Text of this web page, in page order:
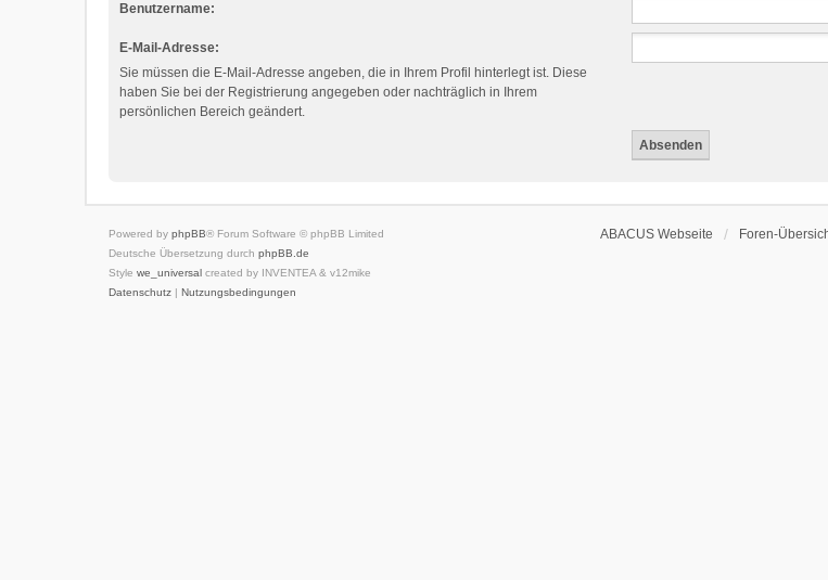
Benutzername:
E-Mail-Adresse:
Sie müssen die E-Mail-Adresse angeben, die in Ihrem Profil hinterlegt ist. Diese
haben Sie bei der Registrierung angegeben oder nachträglich in Ihrem
persönlichen Bereich geändert.
ABACUS Webseite Foren-
Powered byphpBB® Forum Software © phpBB Limited
Deutsche Übersetzung durchphpBB.de
Stylewe_universal created by INVENTEA & v12mike
Datenschutz |Nutzungsbedingungen